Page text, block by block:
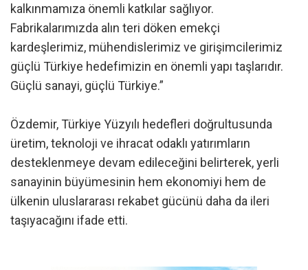
kalkınmamıza önemli katkılar sağlıyor.
Fabrikalarımızda alın teri döken emekçi
kardeşlerimiz, mühendislerimiz ve girişimcilerimiz
güçlü Türkiye hedefimizin en önemli yapı taşlarıdır.
Güçlü sanayi, güçlü Türkiye.”
Özdemir, Türkiye Yüzyılı hedefleri doğrultusunda
üretim, teknoloji ve ihracat odaklı yatırımların
desteklenmeye devam edileceğini belirterek, yerli
sanayinin büyümesinin hem ekonomiyi hem de
ülkenin uluslararası rekabet gücünü daha da ileri
taşıyacağını ifade etti.